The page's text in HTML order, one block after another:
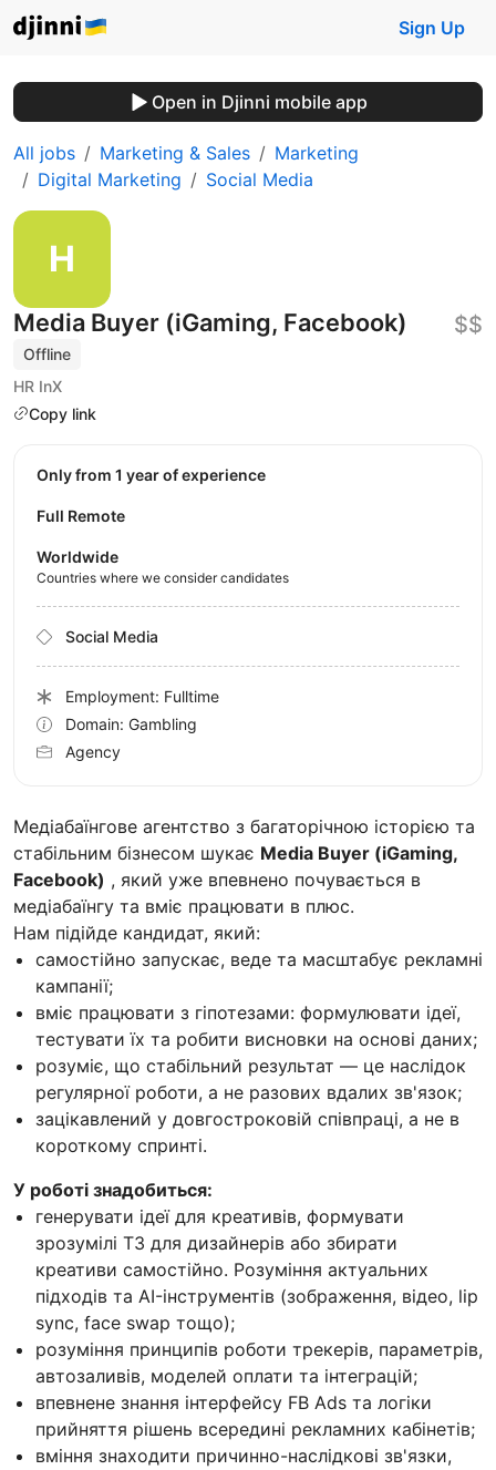
Sign Up
Open in Djinni mobile app
All jobs Marketing & Sales
Marketing
Digital Marketing
Social Media
Media Buyer (iGaming, Facebook)
Offline
HR InX
Copy link
$$
Медіабаїнгове агентство з багаторічною історією та
стабільним бізнесом шукає Media Buyer (iGaming,
Facebook) , який уже впевнено почувається в
медіабаїнгу та вміє працювати в плюс.
Нам підійде кандидат, який:
самостійно запускає, веде та масштабує рекламні
кампанії;
вміє працювати з гіпотезами: формулювати ідеї,
тестувати їх та робити висновки на основі даних;
розуміє, що стабільний результат — це наслідок
регулярної роботи, а не разових вдалих зв'язок;
зацікавлений у довгостроковій співпраці, а не в
короткому спринті.
У роботі знадобиться:
генерувати ідеї для креативів, формувати
зрозумілі ТЗ для дизайнерів або збирати
креативи самостійно. Розуміння актуальних
підходів та AI-інструментів (зображення, відео, lip
sync, face swap тощо);
розуміння принципів роботи трекерів, параметрів,
автозаливів, моделей оплати та інтеграцій;
впевнене знання інтерфейсу FB Ads та логіки
прийняття рішень всередині рекламних кабінетів;
вміння знаходити причинно-наслідкові зв'язки,
Only from 1 year of experience
Full Remote
Worldwide
Countries where we consider candidates
Social Media
Employment: Fulltime
Domain: Gambling
Agency